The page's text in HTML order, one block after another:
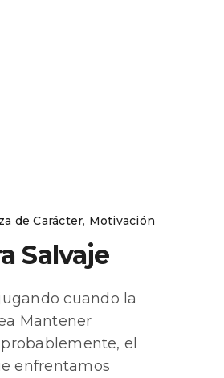
de Carácter, Motivación
Salvaje
cuando la
Mantener
el
enfrentamos